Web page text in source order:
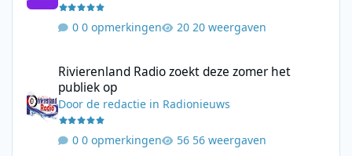
0 opmerkingen 20 weergaven
Rivierenland Radio zoekt deze zomer het
publiek op
Doorde redactie in Radionieuws
0 opmerkingen 56 weergaven